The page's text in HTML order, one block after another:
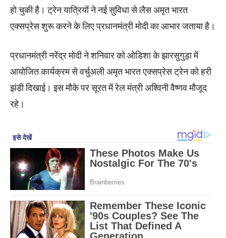
हो चुकी है। ट्रेन यात्रियों ने नई सुविधा से लैस अमृत भारत
एक्सप्रेस शुरू करने के लिए प्रधानमंत्री मोदी का आभार जताया है।
प्रधानमंत्री नरेंद्र मोदी ने शनिवार को ओडिशा के झारसुगुड़ा में
आयोजित कार्यक्रम से वर्चुअली अमृत भारत एक्सप्रेस ट्रेन को हरी
झंडी दिखाई। इस मौके पर सूरत में रेल मंत्री अश्विनी वैष्णव मौजूद
रहे।